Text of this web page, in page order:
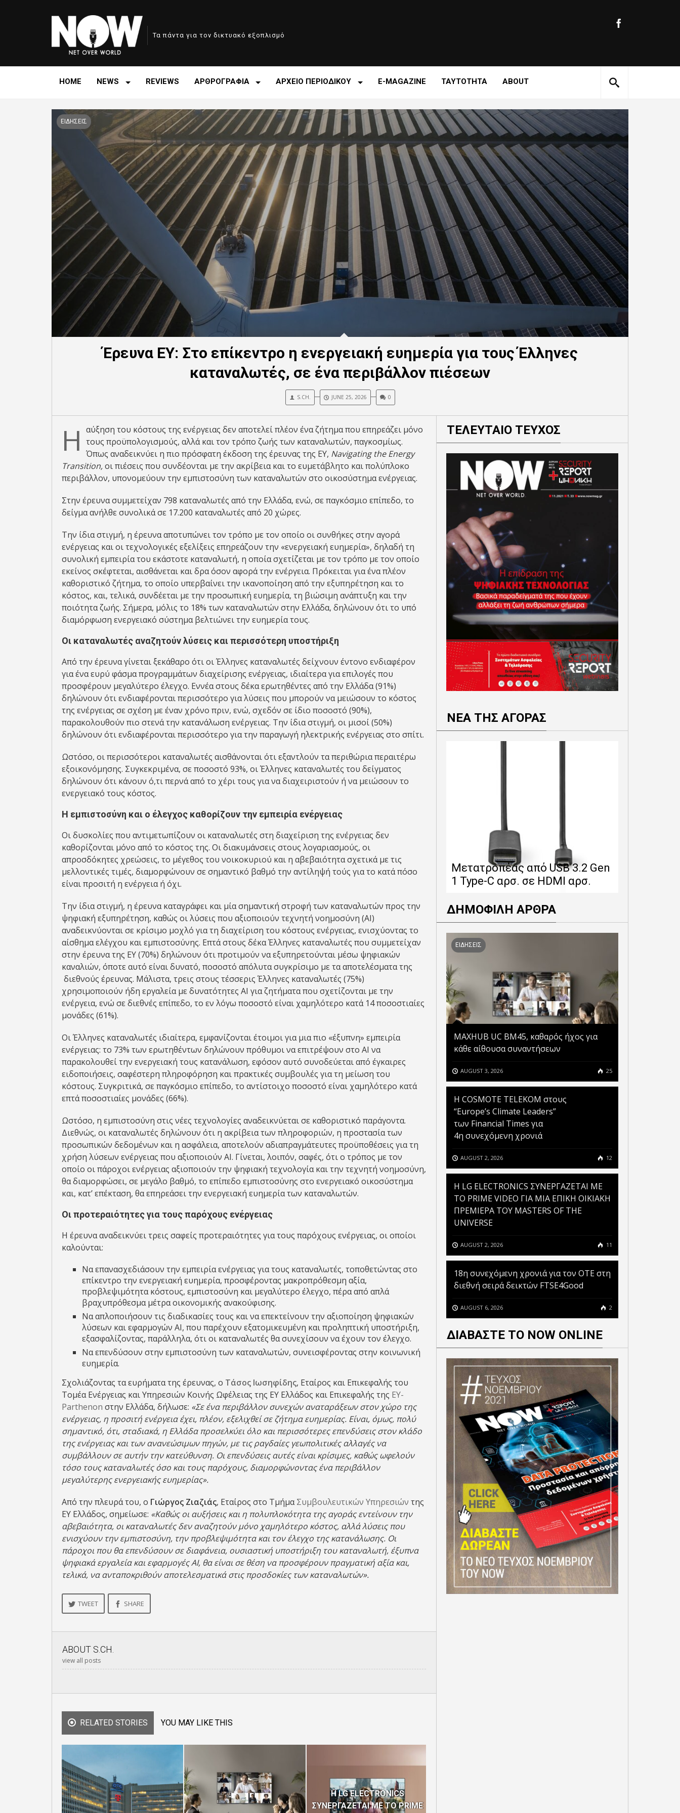
Τα πάντα για τον δικτυακό εξοπλισμό
HOME NEWS REVIEWS ΑΡΘΡΟΓΡΑΦΙΑ ΑΡΧΕΙΟ ΠΕΡΙΟΔΙΚΟΥ E-MAGAZINE ΤΑΥΤΟΤΗΤΑ ABOUT
ΕΙΔΗΣΕΙΣ
Έρευνα EY: Στο επίκεντρο η ενεργειακή ευημερία για τους Έλληνες
καταναλωτές, σε ένα περιβάλλον πιέσεων
S.CH. JUNE 25, 2026 0
Η αύξηση του κόστους της ενέργειας δεν αποτελεί πλέον ένα ζήτημα που επηρεάζει μόνο
τους προϋπολογισμούς, αλλά και τον τρόπο ζωής των καταναλωτών, παγκοσμίως.
Όπως αναδεικνύει η πιο πρόσφατη έκδοση της έρευνας της ΕΥ, Navigating the Energy
Transition,οι πιέσεις που συνδέονται με την ακρίβεια και το ευμετάβλητο και πολύπλοκο
περιβάλλον, υπονομεύουν την εμπιστοσύνη των καταναλωτών στο οικοσύστημα ενέργειας.
Στην έρευνα συμμετείχαν 798 καταναλωτές από την Ελλάδα, ενώ, σε παγκόσμιο επίπεδο, το
δείγμα ανήλθε συνολικά σε 17.200 καταναλωτές από 20 χώρες.
Την ίδια στιγμή, η έρευνα αποτυπώνει τον τρόπο με τον οποίο οι συνθήκες στην αγορά
ενέργειας και οι τεχνολογικές εξελίξεις επηρεάζουν την «ενεργειακή ευημερία», δηλαδή τη
συνολική εμπειρία του εκάστοτε καταναλωτή, η οποία σχετίζεται με τον τρόπο με τον οποίο
εκείνος σκέφτεται, αισθάνεται και δρα όσον αφορά την ενέργεια. Πρόκειται για ένα πλέον
καθοριστικό ζήτημα, το οποίο υπερβαίνει την ικανοποίηση από την εξυπηρέτηση και το
κόστος, και, τελικά, συνδέεται με την προσωπική ευημερία, τη βιώσιμη ανάπτυξη και την
ποιότητα ζωής. Σήμερα, μόλις το 18% των καταναλωτών στην Ελλάδα, δηλώνουν ότι το υπό
διαμόρφωση ενεργειακό σύστημα βελτιώνει την ευημερία τους.
Οι καταναλωτές αναζητούν λύσεις και περισσότερη υποστήριξη
Από την έρευνα γίνεται ξεκάθαρο ότι οι Έλληνες καταναλωτές δείχνουν έντονο ενδιαφέρον
για ένα ευρύ φάσμα προγραμμάτων διαχείρισης ενέργειας, ιδιαίτερα για επιλογές που
προσφέρουν μεγαλύτερο έλεγχο. Εννέα στους δέκα ερωτηθέντες από την Ελλάδα (91%)
δηλώνουν ότι ενδιαφέρονται περισσότερο για λύσεις που μπορούν να μειώσουν το κόστος
της ενέργειας σε σχέση με έναν χρόνο πριν, ενώ, σχεδόν σε ίδιο ποσοστό (90%),
παρακολουθούν πιο στενά την κατανάλωση ενέργειας. Την ίδια στιγμή, οι μισοί (50%)
δηλώνουν ότι ενδιαφέρονται περισσότερο για την παραγωγή ηλεκτρικής ενέργειας στο σπίτι.
Ωστόσο, οι περισσότεροι καταναλωτές αισθάνονται ότι εξαντλούν τα περιθώρια περαιτέρω
εξοικονόμησης. Συγκεκριμένα, σε ποσοστό 93%, οι Έλληνες καταναλωτές του δείγματος
δηλώνουν ότι κάνουν ό,τι περνά από το χέρι τους για να διαχειριστούν ή να μειώσουν το
ενεργειακό τους κόστος.
Η εμπιστοσύνη και ο έλεγχος καθορίζουν την εμπειρία ενέργειας
Οι δυσκολίες που αντιμετωπίζουν οι καταναλωτές στη διαχείριση της ενέργειας δεν
καθορίζονται μόνο από το κόστος της. Οι διακυμάνσεις στους λογαριασμούς, οι
απροσδόκητες χρεώσεις, το μέγεθος του νοικοκυριού και η αβεβαιότητα σχετικά με τις
μελλοντικές τιμές, διαμορφώνουν σε σημαντικό βαθμό την αντίληψή τούς για το κατά πόσο
είναι προσιτή η ενέργεια ή όχι.
Την ίδια στιγμή, η έρευνα καταγράφει και μία σημαντική στροφή των καταναλωτών προς την
ψηφιακή εξυπηρέτηση, καθώς οι λύσεις που αξιοποιούν τεχνητή νοημοσύνη (AI)
αναδεικνύονται σε κρίσιμο μοχλό για τη διαχείριση του κόστους ενέργειας, ενισχύοντας το
αίσθημα ελέγχου και εμπιστοσύνης. Επτά στους δέκα Έλληνες καταναλωτές που συμμετείχαν
στην έρευνα της EY (70%) δηλώνουν ότι προτιμούν να εξυπηρετούνται μέσω ψηφιακών
καναλιών, όποτε αυτό είναι δυνατό, ποσοστό απόλυτα συγκρίσιμο με τα αποτελέσματα της
διεθνούς έρευνας. Μάλιστα, τρεις στους τέσσερις Έλληνες καταναλωτές (75%)
χρησιμοποιούν ήδη εργαλεία με δυνατότητες AI για ζητήματα που σχετίζονται με την
ενέργεια, ενώ σε διεθνές επίπεδο, το εν λόγω ποσοστό είναι χαμηλότερο κατά 14 ποσοστιαίες
μονάδες (61%).
Οι Έλληνες καταναλωτές ιδιαίτερα, εμφανίζονται έτοιμοι για μια πιο «έξυπνη» εμπειρία
ενέργειας: το 73% των ερωτηθέντων δηλώνουν πρόθυμοι να επιτρέψουν στο AI να
παρακολουθεί την ενεργειακή τους κατανάλωση, εφόσον αυτό συνοδεύεται από έγκαιρες
ειδοποιήσεις, σαφέστερη πληροφόρηση και πρακτικές συμβουλές για τη μείωση του
κόστους. Συγκριτικά, σε παγκόσμιο επίπεδο, το αντίστοιχο ποσοστό είναι χαμηλότερο κατά
επτά ποσοστιαίες μονάδες (66%).
Ωστόσο, η εμπιστοσύνη στις νέες τεχνολογίες αναδεικνύεται σε καθοριστικό παράγοντα.
Διεθνώς, οι καταναλωτές δηλώνουν ότι η ακρίβεια των πληροφοριών, η προστασία των
προσωπικών δεδομένων και η ασφάλεια, αποτελούν αδιαπραγμάτευτες προϋποθέσεις για τη
χρήση λύσεων ενέργειας που αξιοποιούν AI. Γίνεται, λοιπόν, σαφές, ότι ο τρόπος με τον
οποίο οι πάροχοι ενέργειας αξιοποιούν την ψηφιακή τεχνολογία και την τεχνητή νοημοσύνη,
θα διαμορφώσει, σε μεγάλο βαθμό, το επίπεδο εμπιστοσύνης στο ενεργειακό οικοσύστημα
και, κατ’ επέκταση, θα επηρεάσει την ενεργειακή ευημερία των καταναλωτών.
Οι προτεραιότητες για τους παρόχους ενέργειας
Η έρευνα αναδεικνύει τρεις σαφείς προτεραιότητες για τους παρόχους ενέργειας, οι οποίοι
καλούνται:
Να επανασχεδιάσουν την εμπειρία ενέργειας για τους καταναλωτές, τοποθετώντας στο
επίκεντρο την ενεργειακή ευημερία, προσφέροντας μακροπρόθεσμη αξία,
προβλεψιμότητα κόστους, εμπιστοσύνη και μεγαλύτερο έλεγχο, πέρα από απλά
βραχυπρόθεσμα μέτρα οικονομικής ανακούφισης.
Να απλοποιήσουν τις διαδικασίες τους και να επεκτείνουν την αξιοποίηση ψηφιακών
λύσεων και εφαρμογών AI, που παρέχουν εξατομικευμένη και προληπτική υποστήριξη,
εξασφαλίζοντας, παράλληλα, ότι οι καταναλωτές θα συνεχίσουν να έχουν τον έλεγχο.
Να επενδύσουν στην εμπιστοσύνη των καταναλωτών, συνεισφέροντας στην κοινωνική
ευημερία.
Σχολιάζοντας τα ευρήματα της έρευνας, ο Τάσος Ιωσηφίδης, Εταίρος και Επικεφαλής του
Τομέα Ενέργειας και Υπηρεσιών Κοινής Ωφέλειας της ΕΥ Ελλάδος και Επικεφαλής της EY-
Parthenon στην Ελλάδα, δήλωσε: «Σε ένα περιβάλλον συνεχών αναταράξεων στον χώρο της
ενέργειας, η προσιτή ενέργεια έχει, πλέον, εξελιχθεί σε ζήτημα ευημερίας. Είναι, όμως, πολύ
σημαντικό, ότι, σταδιακά, η Ελλάδα προσελκύει όλο και περισσότερες επενδύσεις στον κλάδο
της ενέργειας και των ανανεώσιμων πηγών, με τις ραγδαίες γεωπολιτικές αλλαγές να
συμβάλλουν σε αυτήν την κατεύθυνση. Οι επενδύσεις αυτές είναι κρίσιμες, καθώς ωφελούν
τόσο τους καταναλωτές όσο και τους παρόχους, διαμορφώνοντας ένα περιβάλλον
μεγαλύτερης ενεργειακής ευημερίας».
Από την πλευρά του, ο Γιώργος Ζιαζιάς, Εταίρος στο ΤμήμαΣυμβουλευτικών Υπηρεσιών της
EY Ελλάδος, σημείωσε: «Καθώς οι αυξήσεις και η πολυπλοκότητα της αγοράς εντείνουν την
αβεβαιότητα, οι καταναλωτές δεν αναζητούν μόνο χαμηλότερο κόστος, αλλά λύσεις που
ενισχύουν την εμπιστοσύνη, την προβλεψιμότητα και τον έλεγχο της κατανάλωσης. Οι
πάροχοι που θα επενδύσουν σε διαφάνεια, ουσιαστική υποστήριξη του καταναλωτή, έξυπνα
ψηφιακά εργαλεία και εφαρμογές AI, θα είναι σε θέση να προσφέρουν πραγματική αξία και,
τελικά, να ανταποκριθούν αποτελεσματικά στις προσδοκίες των καταναλωτών».
TWEET SHARE
ABOUT S.CH.
view all posts
RELATED STORIES YOU MAY LIKE THIS
H LG ELECTRONICS
ΣΥΝΕΡΓΑΖΕΤΑΙ ΜΕ ΤΟ PRIME
ΤΕΛΕΥΤΑΙΟ ΤΕΥΧΟΣ
ΝΕΑ ΤΗΣ ΑΓΟΡΑΣ
Μετατροπέας από USB 3.2 Gen
1 Type-C αρσ. σε HDMI αρσ.
ΔΗΜΟΦΙΛΗ ΑΡΘΡΑ
ΕΙΔΗΣΕΙΣ
MAXHUB UC BM45, καθαρός ήχος για
κάθε αίθουσα συναντήσεων
AUGUST 3, 2026 25
Η COSMOTE TELEKOM στους
“Europe’s Climate Leaders”
των Financial Times για
4η συνεχόμενη χρονιά
AUGUST 2, 2026 12
H LG ELECTRONICS ΣΥΝΕΡΓΑΖΕΤΑΙ ΜΕ
ΤΟ PRIME VIDEO ΓΙΑ ΜΙΑ ΕΠΙΚΗ ΟΙΚΙΑΚΗ
ΠΡΕΜΙΕΡΑ ΤΟΥ MASTERS OF THE
UNIVERSE
AUGUST 2, 2026 11
18η συνεχόμενη χρονιά για τον ΟΤΕ στη
διεθνή σειρά δεικτών FTSE4Good
AUGUST 6, 2026 2
ΔΙΑΒΑΣΤΕ ΤΟ NOW ONLINE